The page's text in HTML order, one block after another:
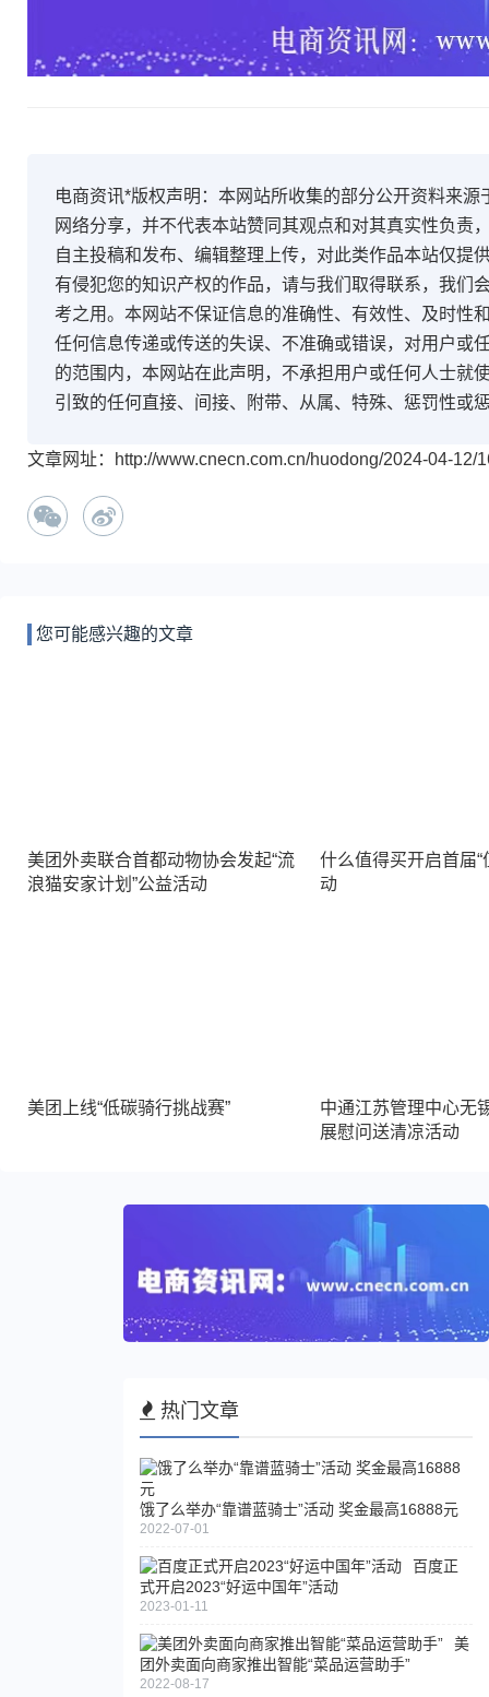
电商资讯*版权声明：本网站所收集的部分公开资料来
网络分享，并不代表本站赞同其观点和对其真实性负责
自主投稿和发布、编辑整理上传，对此类作品本站仅提
有侵犯您的知识产权的作品，请与我们取得联系，我们
考之用。本网站不保证信息的准确性、有效性、及时性
任何信息传递或传送的失误、不准确或错误，对用户或
的范围内，本网站在此声明，不承担用户或任何人士就
引致的任何直接、间接、附带、从属、特殊、惩罚性或
文章网址：http://www.cnecn.com.cn/huodong/2024-04-12/
您可能感兴趣的文章
美团外卖联合首都动物协会发起“流
浪猫安家计划”公益活动
什么值得买开启首届“
动
美团上线“低碳骑行挑战赛”
中通江苏管理中心无
展慰问送清凉活动
热门文章
饿了么举办“靠谱蓝骑士”活动 奖金最高16888元
2022-07-01
百度正
式开启2023“好运中国年”活动
2023-01-11
美
团外卖面向商家推出智能“菜品运营助手”
2022-08-17